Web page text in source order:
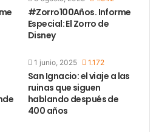
por la pastelería en
lleno a su “niño mimando”: el
al hecho de satisfacer mi
kiosco y los alfajores que
de antes, no encontraba
recordaba de la cocina de
#Zorro100Años. Informe
Especial: El Zorro de
Disney
1 junio, 2025 1.172
San Ignacio: el viaje a las
ruinas que siguen
hablando después de
400 años